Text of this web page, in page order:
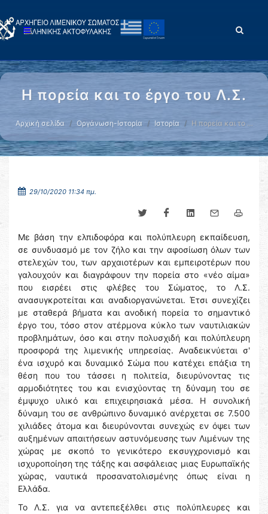
Η πορεία και το έργο του Λ.Σ.
Αρχική σελίδα Οργάνωση-Ιστορία Ιστορία Η πορεία και το …
29/10/2020 11:34 πμ.
Με βάση την ελπιδοφόρα και πολύπλευρη εκπαίδευση,
σε συνδυασμό με τον ζήλο και την αφοσίωση όλων των
στελεχών του, των αρχαιοτέρων και εμπειροτέρων που
γαλουχούν και διαγράφουν την πορεία στο «νέο αίμα»
που εισρέει στις φλέβες του Σώματος, το Λ.Σ.
ανασυγκροτείται και αναδιοργανώνεται. Έτσι συνεχίζει
με σταθερά βήματα και ανοδική πορεία το σημαντικό
έργο του, τόσο στον ατέρμονα κύκλο των ναυτιλιακών
προβλημάτων, όσο και στην πολυσχιδή και πολύπλευρη
προσφορά της λιμενικής υπηρεσίας. Αναδεικνύεται σ'
ένα ισχυρό και δυναμικό Σώμα που κατέχει επάξια τη
θέση που του τάσσει η πολιτεία, διευρύνοντας τις
αρμοδιότητες του και ενισχύοντας τη δύναμη του σε
έμψυχο υλικό και επιχειρησιακά μέσα. Η συνολική
δύναμη του σε ανθρώπινο δυναμικό ανέρχεται σε 7.500
χιλιάδες άτομα και διευρύνονται συνεχώς εν όψει των
αυξημένων απαιτήσεων αστυνόμευσης των Λιμένων της
χώρας με σκοπό το γενικότερο εκσυγχρονισμό και
ισχυροποίηση της τάξης και ασφάλειας μιας Ευρωπαϊκής
χώρας, ναυτικά προσανατολισμένης όπως είναι η
Ελλάδα.
Το Λ.Σ. για να αντεπεξέλθει στις πολύπλευρες και